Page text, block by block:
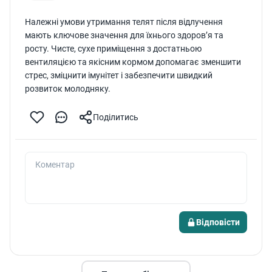
Належні умови утримання телят після відлучення
мають ключове значення для їхнього здоров’я та
росту. Чисте, сухе приміщення з достатньою
вентиляцією та якісним кормом допомагає зменшити
стрес, зміцнити імунітет і забезпечити швидкий
розвиток молодняку.
Поділитись
Коментар
Відповісти